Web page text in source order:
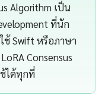
Algorithm เป็น
ที่นัก
ช้ Swift หรือภาษา
Consensus
ได้ทุกที่